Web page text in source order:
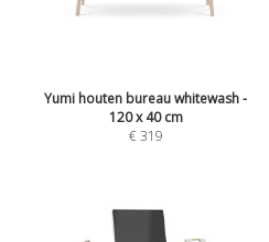
Yumi houten bureau whitewash -
120 x 40 cm
€319